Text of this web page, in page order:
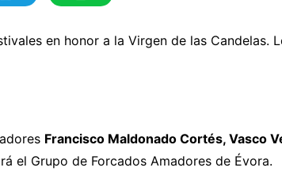
en honor a la Virgen de las Candelas.
Francisco Maldonado Cortés, Vasco
el Grupo de Forcados Amadores de Évora.